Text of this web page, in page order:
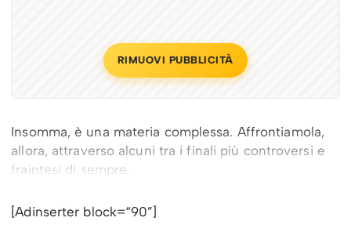
RIMUOVI PUBBLICITÀ
Insomma, è una materia complessa. Affrontiamola,
allora, attraverso alcuni tra i finali più controversi e
fraintesi di sempre.
[Adinserter block=“90”]